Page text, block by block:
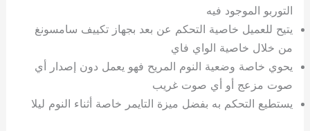
التوربو الموجود فيه
يتيح للعميل خاصية التحكم عن بعد بجهاز تكييف سامسونغ
من خلال خاصية الواي فاي
يحوي خاصة وضعية النوم المريح فهو يعمل دون إصدار أي
صوت مزعج أو أي صوت غريب
يستطيع التحكم به بفضل ميزة التايمر خاصة أثناء النوم ليلا